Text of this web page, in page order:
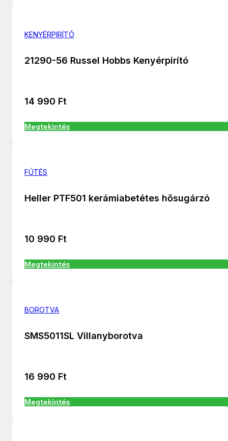
KENYÉRPIRÍTÓ
21290-56 Russel Hobbs Kenyérpirító
14 990 Ft
Megtekintés
FÚTÉS
Heller PTF501 kerámiabetétes hősugárzó
10 990 Ft
Megtekintés
BOROTVA
SMS5011SL Villanyborotva
16 990 Ft
Megtekintés